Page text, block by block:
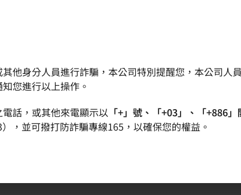
產品 品質政策
他身分人員進行詐騙，本公司特別提醒您，本公司人
您進行以上操作。
話，或其他來電顯示以 「+」號、「+03」、「+886」
，並可撥打防詐騙專線165，以確保您的權益。